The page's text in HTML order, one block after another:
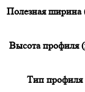
Полезная ширина
Высота профиля
Тип профиля